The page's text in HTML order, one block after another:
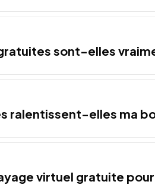
sont-elles
ralentissent-elles ma
virtuel gratuite pour